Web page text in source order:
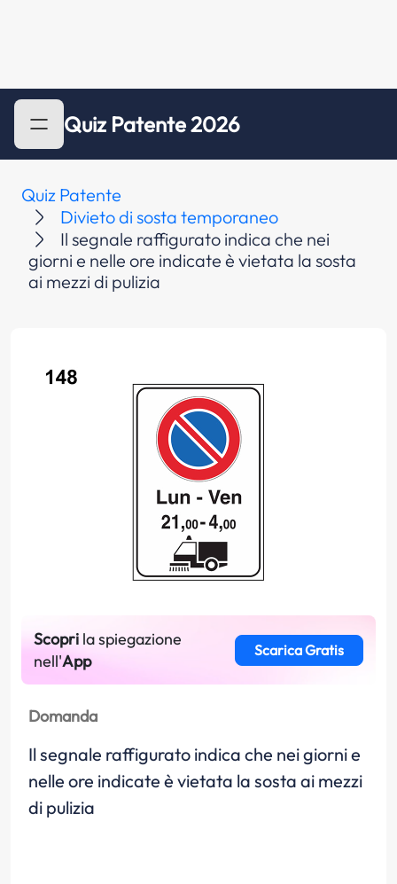
Quiz Patente 2026
Quiz Patente
Divieto di sosta temporaneo
Il segnale raffigurato indica che nei
giorni e nelle ore indicate è vietata la sosta
ai mezzi di pulizia
Scopri la spiegazione
nell'App
Scarica Gratis
Domanda
Il segnale raffigurato indica che nei giorni e
nelle ore indicate è vietata la sosta ai mezzi
di pulizia